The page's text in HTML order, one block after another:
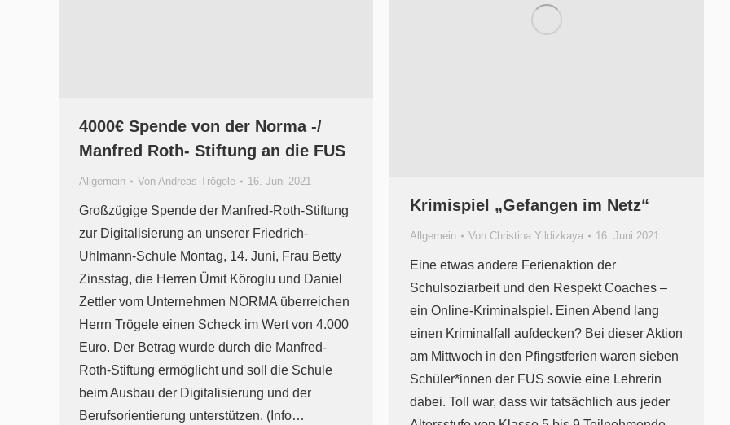
4000€ Spende von der Norma -/
Manfred Roth- Stiftung an die FUS
Allgemein Von Andreas Trögele 16. Juni 2021
Großzügige Spende der Manfred-Roth-Stiftung
zur Digitalisierung an unserer Friedrich-
Uhlmann-Schule Montag, 14. Juni, Frau Betty
Zinsstag, die Herren Ümit Köroglu und Daniel
Zettler vom Unternehmen NORMA überreichen
Herrn Trögele einen Scheck im Wert von 4.000
Euro. Der Betrag wurde durch die Manfred-
Roth-Stiftung ermöglicht und soll die Schule
beim Ausbau der Digitalisierung und der
Berufsorientierung unterstützen. (Info…
Krimispiel „Gefangen im Netz“
Allgemein Von Christina Yildizkaya 16. Juni 2021
Eine etwas andere Ferienaktion der
Schulsoziarbeit und den Respekt Coaches –
ein Online-Kriminalspiel. Einen Abend lang
einen Kriminalfall aufdecken? Bei dieser Aktion
am Mittwoch in den Pfingstferien waren sieben
Schüler*innen der FUS sowie eine Lehrerin
dabei. Toll war, dass wir tatsächlich aus jeder